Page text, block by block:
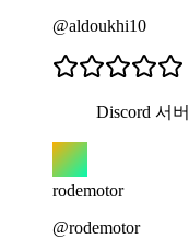
@aldoukhi10
Discord 서
rodemotor
@rodemotor